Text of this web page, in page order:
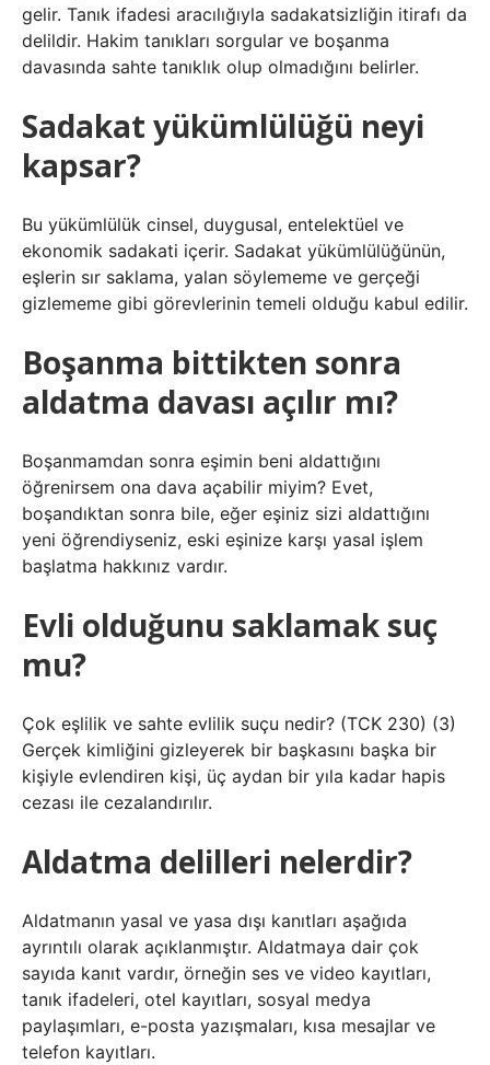
gelir. Tanık ifadesi aracılığıyla sadakatsizliğin itirafı da
delildir. Hakim tanıkları sorgular ve boşanma
davasında sahte tanıklık olup olmadığını belirler.
Sadakat yükümlülüğü neyi
kapsar?
Bu yükümlülük cinsel, duygusal, entelektüel ve
ekonomik sadakati içerir. Sadakat yükümlülüğünün,
eşlerin sır saklama, yalan söylememe ve gerçeği
gizlememe gibi görevlerinin temeli olduğu kabul edilir.
Boşanma bittikten sonra
aldatma davası açılır mı?
Boşanmamdan sonra eşimin beni aldattığını
öğrenirsem ona dava açabilir miyim? Evet,
boşandıktan sonra bile, eğer eşiniz sizi aldattığını
yeni öğrendiyseniz, eski eşinize karşı yasal işlem
başlatma hakkınız vardır.
Evli olduğunu saklamak suç
mu?
Çok eşlilik ve sahte evlilik suçu nedir? (TCK 230) (3)
Gerçek kimliğini gizleyerek bir başkasını başka bir
kişiyle evlendiren kişi, üç aydan bir yıla kadar hapis
cezası ile cezalandırılır.
Aldatma delilleri nelerdir?
Aldatmanın yasal ve yasa dışı kanıtları aşağıda
ayrıntılı olarak açıklanmıştır. Aldatmaya dair çok
sayıda kanıt vardır, örneğin ses ve video kayıtları,
tanık ifadeleri, otel kayıtları, sosyal medya
paylaşımları, e-posta yazışmaları, kısa mesajlar ve
telefon kayıtları.